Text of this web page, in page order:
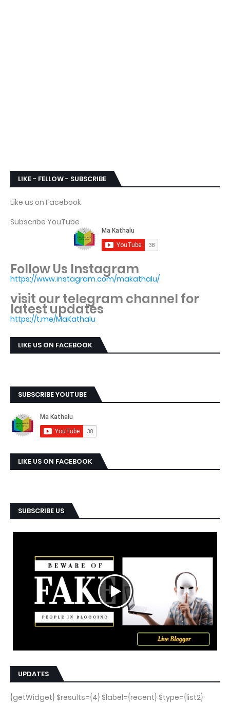
LIKE - FELLOW - SUBSCRIBE
Like us on Facebook
Subscribe YouTube
Follow Us Instagram
https://www.instagram.com/makathalu/
visit our telegram channel for
latest updates
https://t.me/MaKathalu
LIKE US ON FACEBOOK
SUBSCRIBE YOUTUBE
LIKE US ON FACEBOOK
SUBSCRIBE US
UPDATES
{getWidget} $results={4} $label={recent} $type={list2}